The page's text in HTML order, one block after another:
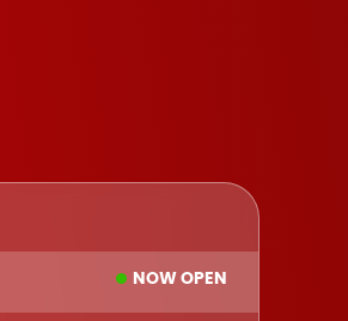
NOW OPEN